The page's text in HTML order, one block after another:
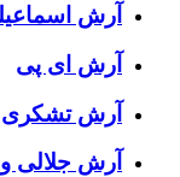
آرش
آرش ای پی
آرش تشکری
آرش جلالی و